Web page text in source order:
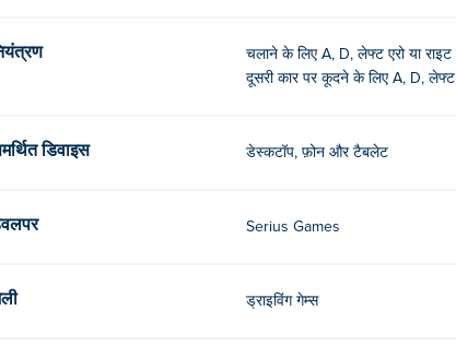
नियंत्रण
चलाने के लिए A, D, लेफ्ट एरो या
दूसरी कार पर कूदने के लिए A, D, लेफ्ट
समर्थित डिवाइस डेस्कटॉप, फ़ोन और टैबलेट
डेवलपर Serius Games
शैली ड्राइविंग गेम्स